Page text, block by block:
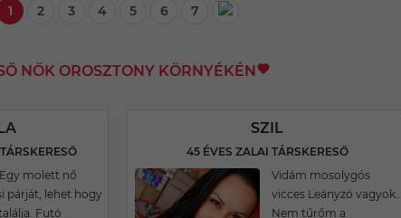
1 2 3 4 5 6 7
NŐK OROSZTONY KÖRNYÉKÉN
Egy molett nő
párját, lehet hogy
Futó
SZIL
45 ÉVES ZALAI TÁRSKERESŐ
Vidám mosolygós
vicces Leányzó vagyok..
Nem tűrőm a